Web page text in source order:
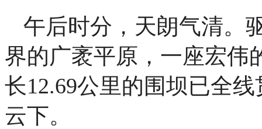
午后时分，天朗气清。
界的广袤平原，一座宏伟
长12.69公里的围坝已全
云下。